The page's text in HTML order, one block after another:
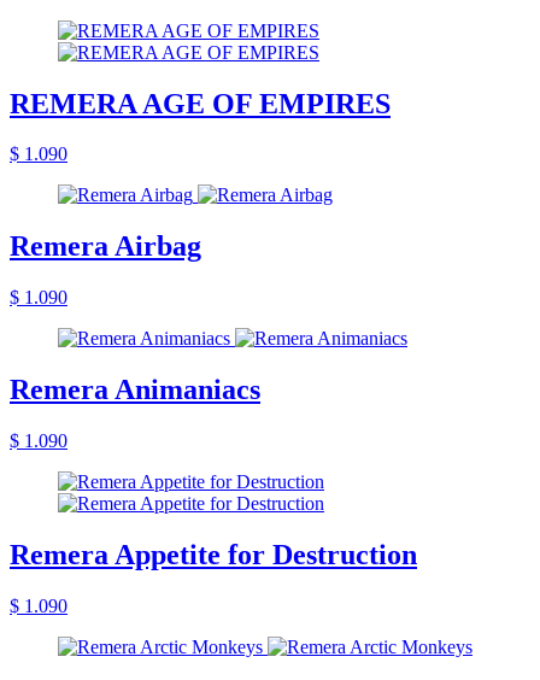
REMERA AGE OF EMPIRES
$ 1.090
Remera Airbag
$ 1.090
Remera Animaniacs
$ 1.090
Remera Appetite for Destruction
$ 1.090